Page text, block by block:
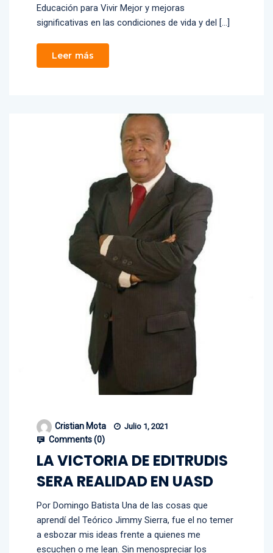
Educación para Vivir Mejor y mejoras
significativas en las condiciones de vida y del […]
Leer más
Cristian Mota Julio 1, 2021
Comments (0)
LA VICTORIA DE EDITRUDIS
SERA REALIDAD EN UASD
Por Domingo Batista Una de las cosas que
aprendí del Teórico Jimmy Sierra, fue el no temer
a esbozar mis ideas frente a quienes me
escuchen o me lean. Sin menospreciar los